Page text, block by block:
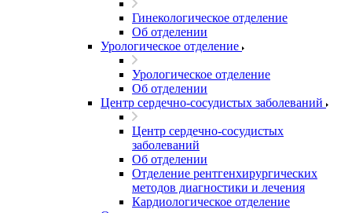
Гинекологическое отделение
Об отделении
Урологическое отделение
Урологическое отделение
Об отделении
Центр сердечно-сосудистых заболеваний
Центр сердечно-сосудистых
заболеваний
Об отделении
Отделение рентгенхирургических
методов диагностики и лечения
Кардиологическое отделение